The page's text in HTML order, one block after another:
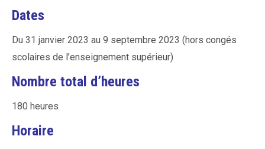
Dates
Du 31 janvier 2023 au 9 septembre 2023 (hors congés
scolaires de l’enseignement supérieur)
Nombre total d’heures
180 heures
Horaire